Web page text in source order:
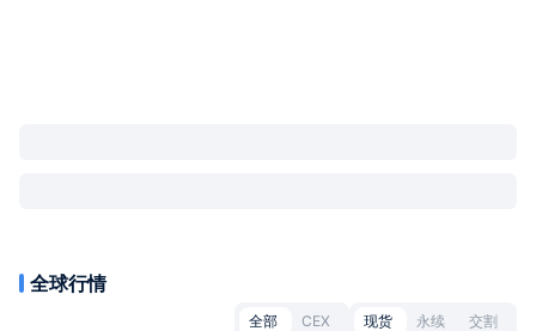
全球行情
全部 CEX 现货 永续 交割